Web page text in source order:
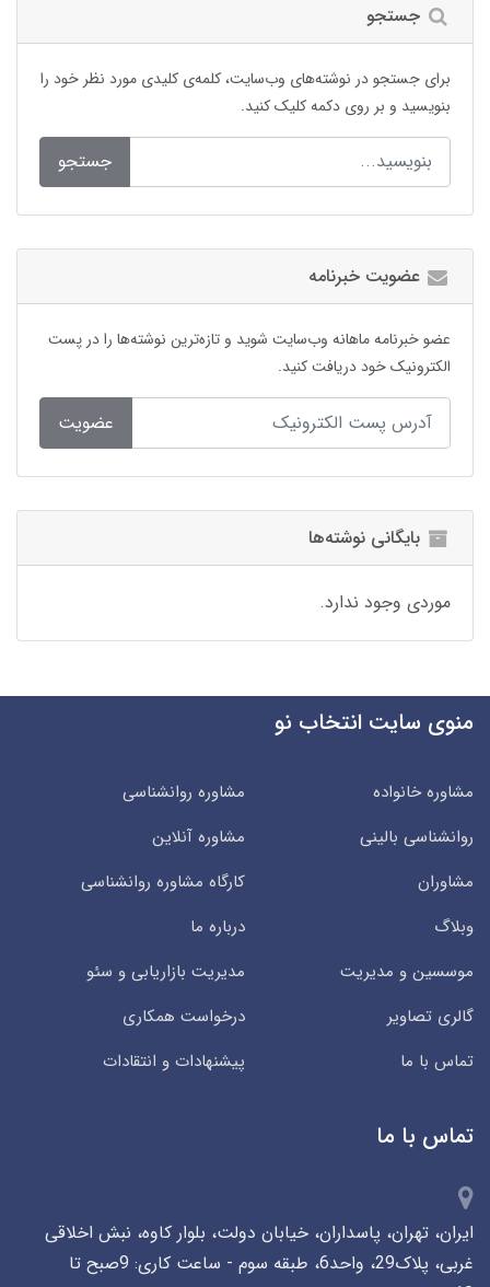
جستجو
برای جستجو در نوشته‌های وب‌سایت، کلمه‌ی کلیدی مورد نظر خود را
بنویسید و بر روی دکمه کلیک کنید.
جستجو
عضویت خبرنامه
عضو خبرنامه ماهانه وب‌سایت شوید و تازه‌ترین نوشته‌ها را در پست
الکترونیک خود دریافت کنید.
عضویت
بایگانی نوشته‌ها
موردی وجود ندارد.
منوی سایت انتخاب نو
مشاوره خانواده
مشاوره روانشناسی
روانشناسی بالینی
مشاوره آنلاین
مشاوران
کارگاه مشاوره روانشناسی
وبلاگ
درباره ما
موسسین و مدیریت
مدیریت بازاریابی و سئو
گالری تصاویر
درخواست همکاری
تماس با ما
پیشنهادات و انتقادات
تماس با ما
ایران، تهران، پاسداران، خیابان دولت، بلوار کاوه، نبش اخلاقی
غربی، پلاک29، واحد6، طبقه سوم - ساعت کاری: 9صبح تا